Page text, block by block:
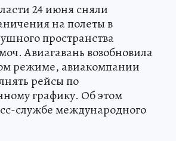
24 июня сняли
на полеты в
пространства
Авиагавань возобновила
режиме, авиакомпании
рейсы по
графику. Об этом
службе международного